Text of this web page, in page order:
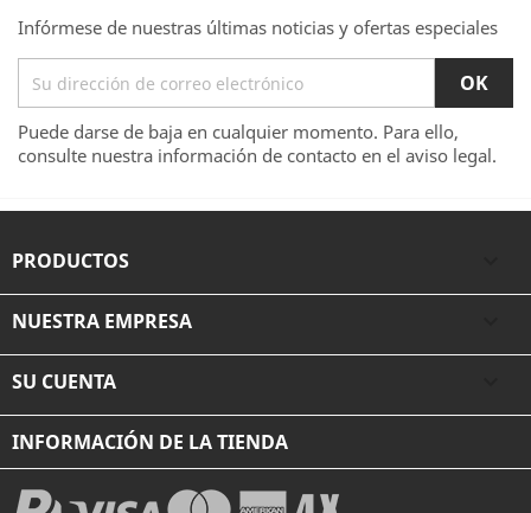
Infórmese de nuestras últimas noticias y ofertas especiales
Puede darse de baja en cualquier momento. Para ello,
consulte nuestra información de contacto en el aviso legal.
PRODUCTOS
NUESTRA EMPRESA
SU CUENTA
INFORMACIÓN DE LA TIENDA